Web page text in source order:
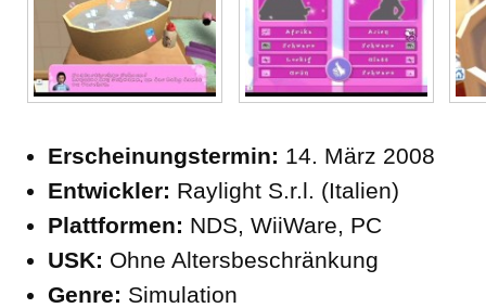
Erscheinungstermin: 14. März 2008
Entwickler: Raylight S.r.l. (Italien)
Plattformen: NDS, WiiWare, PC
USK: Ohne Altersbeschränkung
Genre: Simulation